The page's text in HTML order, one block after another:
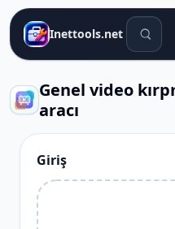
Inettools.net Arama
Genel video
aracı
Giriş